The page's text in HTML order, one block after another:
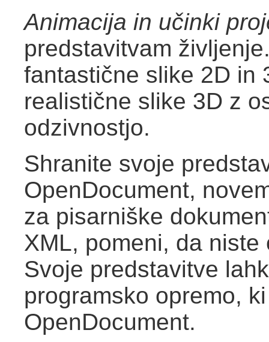
Animacija in učinki
predstavitvam
fantastične slike 2D in
realistične slike 3D z
odzivnostjo.
Shranite svoje
OpenDocument,
za pisarniške
XML, pomeni, da
Svoje predstavitve
programsko opremo,
OpenDocument.